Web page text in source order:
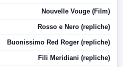
Nouvelle Vouge (Film)
Rosso e Nero (repliche)
Buonissimo Red Roger (repliche)
Fili Meridiani (repliche)